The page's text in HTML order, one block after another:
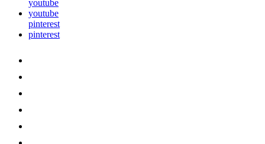
youtube
youtube
pinterest
pinterest